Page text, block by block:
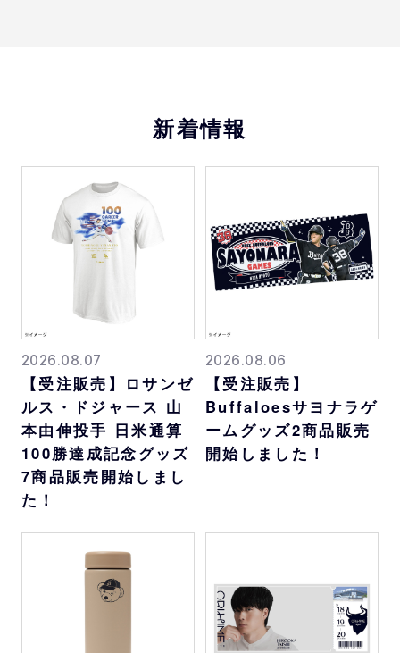
新着情報
2026.08.07
【受注販売】ロサンゼ
ルス・ドジャース 山
本由伸投手 日米通算
100勝達成記念グッズ
7商品販売開始しまし
た！
2026.08.06
【受注販売】
Buffaloesサヨナラゲ
ームグッズ2商品販売
開始しました！